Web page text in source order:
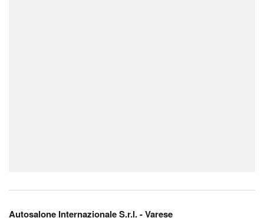
Autosalone Internazionale S.r.l. - Varese